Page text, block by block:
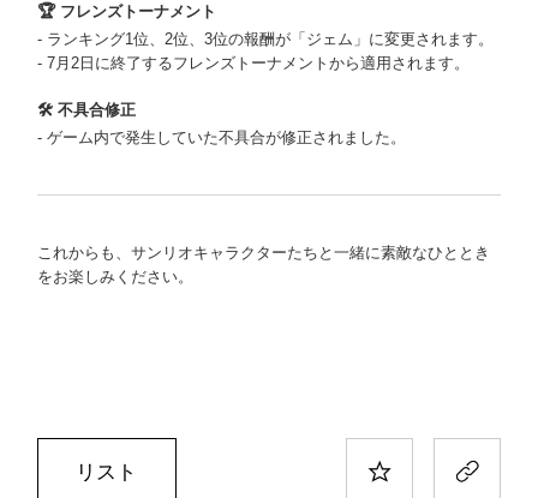
🏆 フレンズトーナメント
- ランキング1位、2位、3位の報酬が「ジェム」に変更されます。
- 7月2日に終了するフレンズトーナメントから適用されます。
🛠️ 不具合修正
- ゲーム内で発生していた不具合が修正されました。
これからも、サンリオキャラクターたちと一緒に素敵なひととき
をお楽しみください。
リスト